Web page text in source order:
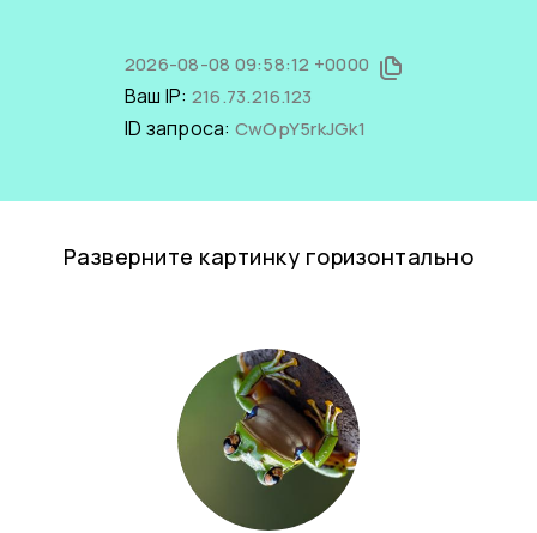
2026-08-08 09:58:12 +0000
Ваш IP: 216.73.216.123
ID запроса: CwOpY5rkJGk1
Разверните картинку горизонтально